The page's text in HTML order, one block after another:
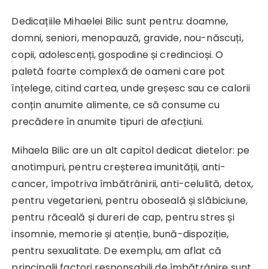
Dedicațiile Mihaelei Bilic sunt pentru: doamne,
domni, seniori, menopauză, gravide, nou-născuți,
copii, adolescenți, gospodine și credincioși. O
paletă foarte complexă de oameni care pot
înțelege, citind cartea, unde greșesc sau ce calorii
conțin anumite alimente, ce să consume cu
precădere în anumite tipuri de afecțiuni.
Mihaela Bilic are un alt capitol dedicat dietelor: pe
anotimpuri, pentru creșterea imunității, anti-
cancer, împotriva îmbătrânirii, anti-celulită, detox,
pentru vegetarieni, pentru oboseală și slăbiciune,
pentru răceală și dureri de cap, pentru stres și
insomnie, memorie și atenție, bună-dispoziție,
pentru sexualitate. De exemplu, am aflat că